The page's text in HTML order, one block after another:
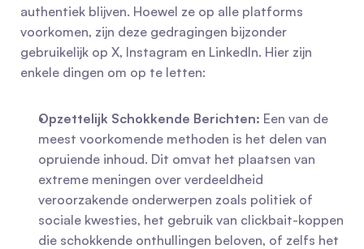
authentiek blijven. Hoewel ze op alle platforms
voorkomen, zijn deze gedragingen bijzonder
gebruikelijk op X, Instagram en LinkedIn. Hier zijn
enkele dingen om op te letten:
Opzettelijk Schokkende Berichten: Een van de
meest voorkomende methoden is het delen van
opruiende inhoud. Dit omvat het plaatsen van
extreme meningen over verdeeldheid
veroorzakende onderwerpen zoals politiek of
sociale kwesties, het gebruik van clickbait-koppen
die schokkende onthullingen beloven, of zelfs het